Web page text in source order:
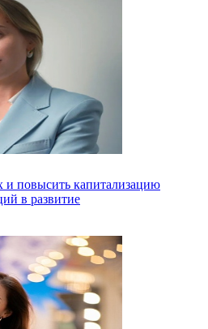
и повысить капитализацию
в развитие